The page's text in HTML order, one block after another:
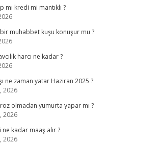
mı kredi mi mantıklı ?
bir muhabbet kuşu konuşur mu ?
harcı ne kadar ?
ne zaman yatar Haziran 2025 ?
2026
olmadan yumurta yapar mı ?
2026
kadar maaş alır ?
2026